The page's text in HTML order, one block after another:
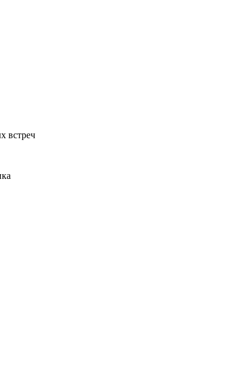
встреч